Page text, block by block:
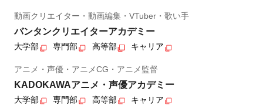
動画クリエイター・動画編集・VTuber・歌い手
バンタンクリエイターアカデミー
大学部 専門部 高等部 キャリア
アニメ・声優・アニメCG・アニメ監督
KADOKAWAアニメ・声優アカデミー
大学部 専門部 高等部 キャリア